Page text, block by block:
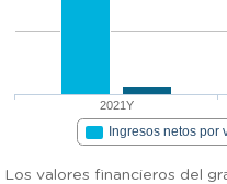
2021Y
Ingresos netos por
Los valores financieros del